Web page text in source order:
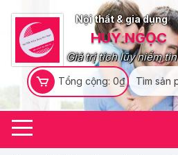
Nội thất & gia dụng
HUY NGỌC
Giá trị tích lũy niềm tin
Tổng cộng: 0₫